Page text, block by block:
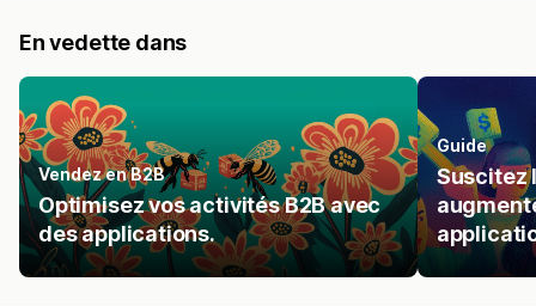
En vedette dans
Vendez en B2B
Optimisez vos activités B2B avec
des applications.
Guide
Suscitez